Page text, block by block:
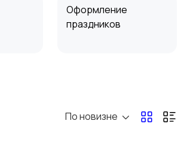
Оформление
праздников
По новизне